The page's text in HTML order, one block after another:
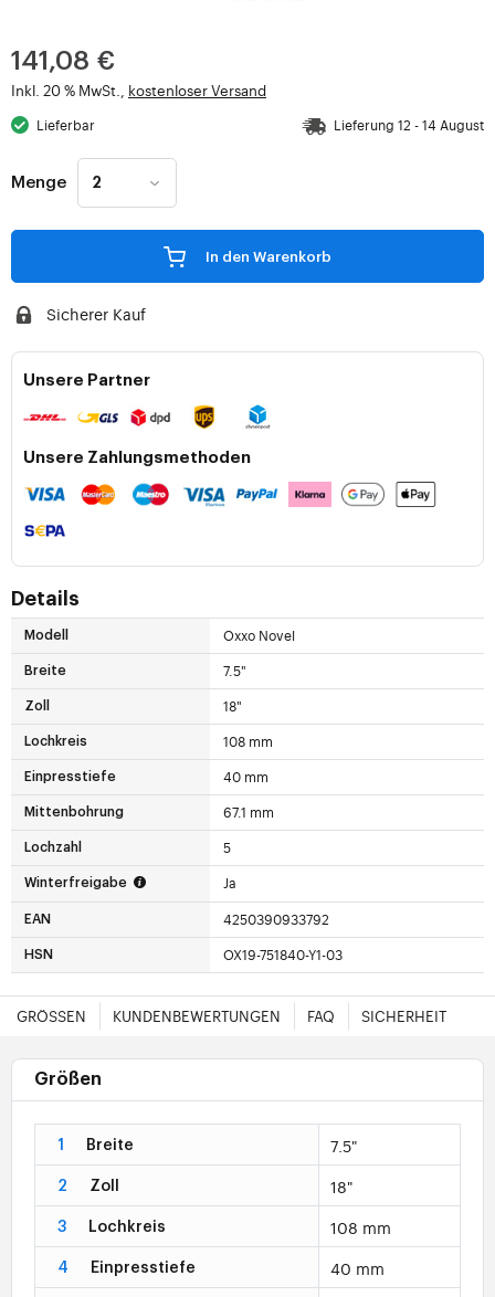
141,08 €
Inkl. 20 % MwSt., kostenloser Versand
Lieferbar Lieferung 12 - 14 August
Menge
In den Warenkorb
Sicherer Kauf
Unsere Partner
Unsere Zahlungsmethoden
Details
Modell Oxxo Novel
Breite 7.5"
Zoll 18"
Lochkreis 108 mm
Einpresstiefe 40 mm
Mittenbohrung 67.1 mm
Lochzahl 5
Winterfreigabe Ja
EAN 4250390933792
HSN OX19-751840-Y1-03
GRÖSSEN KUNDENBEWERTUNGEN FAQ SICHERHEIT
Größen
1 Breite 7.5"
2 Zoll 18"
3 Lochkreis 108 mm
4 Einpresstiefe 40 mm